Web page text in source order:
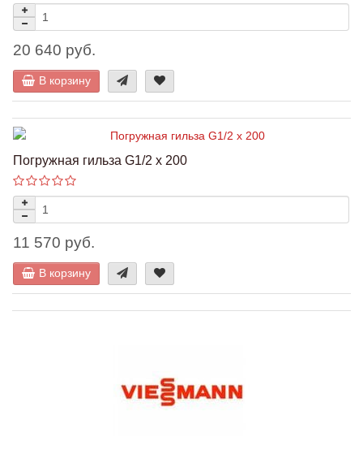
20 640 руб.
В корзину
Погружная гильза G1/2 x 200
11 570 руб.
В корзину